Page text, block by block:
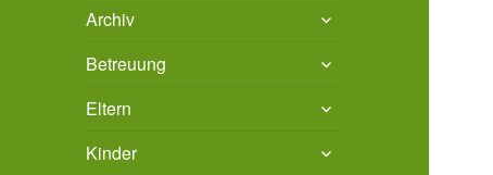
Archiv
untermenü
Betreuung
untermenü
Eltern
untermenü
Kinder
untermenü